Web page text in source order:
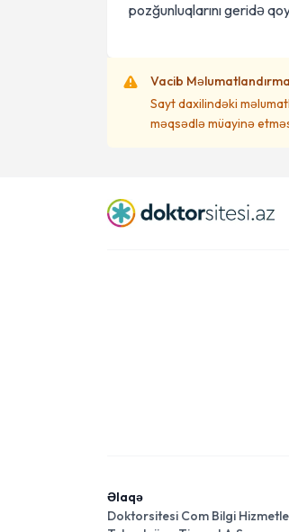
pozğunluqlarını geridə
Vacib Məlumatlandırma
Sayt daxilindəki
məqsədlə müayinə
Əlaqə
Doktorsitesi Com Bilgi